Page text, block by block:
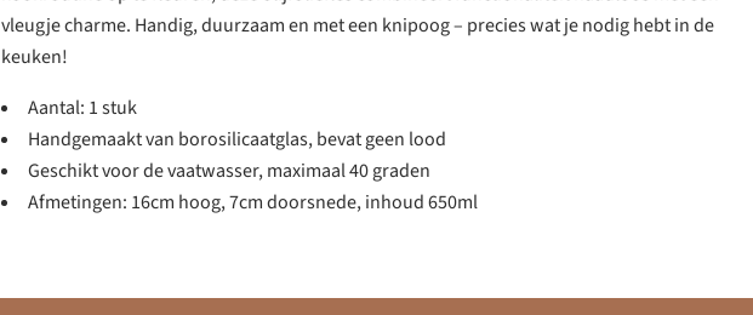
vleugje charme. Handig, duurzaam en met een knipoog – precies wat je nodig hebt in de
keuken!
Aantal: 1 stuk
Handgemaakt van borosilicaatglas, bevat geen lood
Geschikt voor de vaatwasser, maximaal 40 graden
Afmetingen: 16cm hoog, 7cm doorsnede, inhoud 650ml